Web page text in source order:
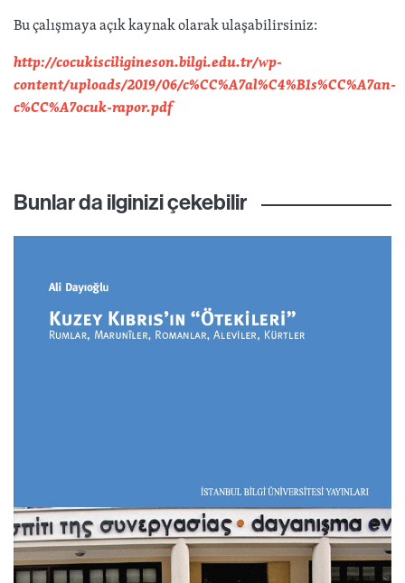
Bu çalışmaya açık kaynak olarak ulaşabilirsiniz:
http://cocukisciligineson.bilgi.edu.tr/wp-
content/uploads/2019/06/c%CC%A7al%C4%B1s%CC%A7an-
c%CC%A7ocuk-rapor.pdf
Bunlar da ilginizi çekebilir